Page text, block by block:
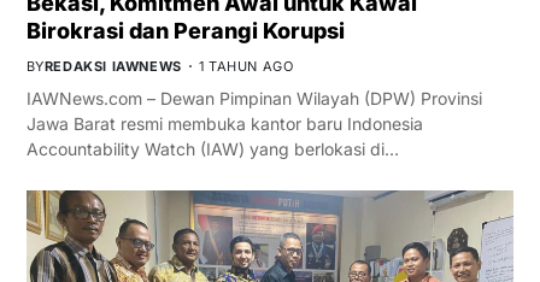
Birokrasi dan Perangi Korupsi
BYREDAKSI IAWNEWS 1 TAHUN AGO
IAWNews.com – Dewan Pimpinan Wilayah (DPW) Provinsi
Jawa Barat resmi membuka kantor baru Indonesia
Accountability Watch (IAW) yang berlokasi di…